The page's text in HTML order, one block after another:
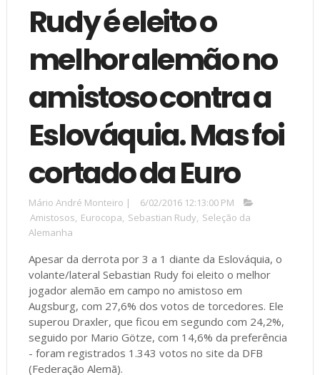
Rudy é eleito o
melhor alemão no
amistoso contra a
Eslováquia. Mas foi
cortado da Euro
Mário André Monteiro |
6/02/2016 12:13:00 PM
Amistosos, Eurocopa, Sebastian Rudy, Seleção da
Alemanha
Apesar da derrota por 3 a 1 diante da Eslováquia, o
volante/lateral Sebastian Rudy foi eleito o melhor
jogador alemão em campo no amistoso em
Augsburg, com 27,6% dos votos de torcedores. Ele
superou Draxler, que ficou em segundo com 24,2%,
seguido por Mario Götze, com 14,6% da preferência
- foram registrados 1.343 votos no site da DFB
(Federação Alemã).